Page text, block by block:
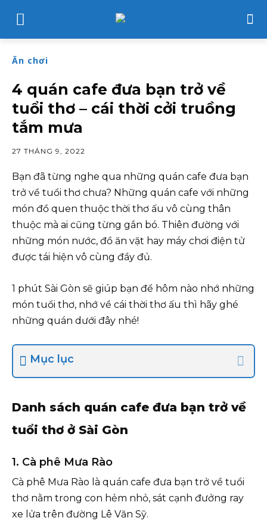
Ăn chơi
4 quán cafe đưa bạn trở về
tuổi thơ – cái thời cởi truồng
tắm mưa
27 THÁNG 9, 2022
Bạn đã từng nghe qua những quán cafe đưa bạn
trở về tuổi thơ chưa? Những quán cafe với những
món đồ quen thuộc thời thơ ấu vô cùng thân
thuộc mà ai cũng từng gắn bó. Thiên đường với
những món nước, đồ ăn vặt hay máy chơi điện tử
được tái hiện vô cùng đầy đủ.
1 phút Sài Gòn sẽ giúp bạn để hôm nào nhớ những
món tuổi thơ, nhớ về cái thời thơ ấu thì hãy ghé
những quán dưới đây nhé!
Mục lục
Danh sách quán cafe đưa bạn trở về
tuổi thơ ở Sài Gòn
1. Cà phê Mưa Rào
Cà phê Mưa Rào là quán cafe đưa bạn trở về tuổi
thơ nằm trong con hẻm nhỏ, sát cạnh đưởng ray
xe lửa trên đường Lê Văn Sỹ.